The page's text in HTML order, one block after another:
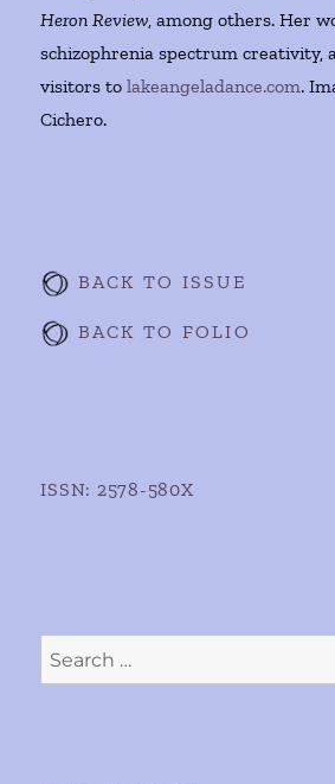
Heron Review, among others. Her
schizophrenia spectrum creativity,
visitors tolakeangeladance.com.
Cichero.
BACK TO ISSUE
BACK TO FOLIO
ISSN: 2578-580X
Search
for: